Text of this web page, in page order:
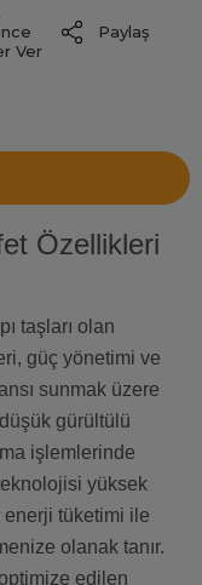
Ver
Paylaş
Özellikleri
taşları olan
güç yönetimi ve
sunmak üzere
gürültülü
işlemlerinde
yüksek
enerji tüketimi ile
olanak tanır.
edilen